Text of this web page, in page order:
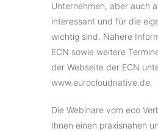
Unternehmen, aber auch
interessant und für die
wichtig sind. Nähere
ECN sowie weitere
der Webseite der ECN
www.eurocloudnative.de.
Die Webinare vom eco
Ihnen einen praxisnahen